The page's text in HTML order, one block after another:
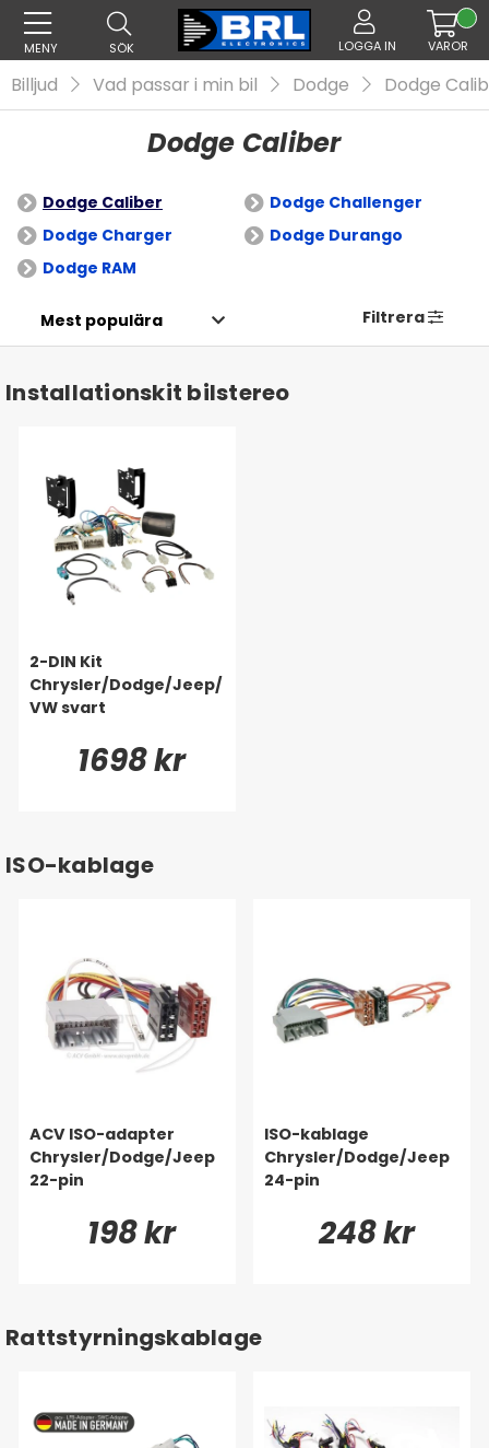
MENY SÖK LOGGA IN VAROR
Billjud Vad passar i min bil Dodge Dodge
Dodge Caliber
Dodge Caliber
Dodge Challenger
Dodge Charger
Dodge Durango
Dodge RAM
Filtrera
Installationskit bilstereo
2-DIN Kit
Chrysler/Dodge/Jeep/
VW svart
1698 kr
ISO-kablage
ACV ISO-adapter
Chrysler/Dodge/Jeep
22-pin
198 kr
ISO-kablage
Chrysler/Dodge/Jeep
24-pin
248 kr
Rattstyrningskablage